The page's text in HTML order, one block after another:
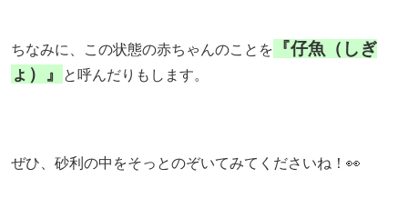
ちなみに、この状態の赤ちゃんのことを
『仔魚（しぎ
ょ）』
と呼んだりもします。
ぜひ、砂利の中をそっとのぞいてみてくださいね！👀